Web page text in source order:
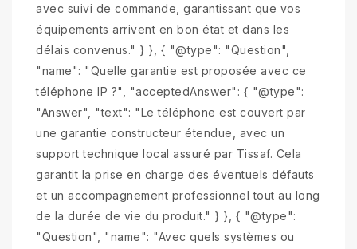
avec suivi de commande, garantissant que vos
équipements arrivent en bon état et dans les
délais convenus." } }, { "@type": "Question",
"name": "Quelle garantie est proposée avec ce
téléphone IP ?", "acceptedAnswer": { "@type":
"Answer", "text": "Le téléphone est couvert par
une garantie constructeur étendue, avec un
support technique local assuré par Tissaf. Cela
garantit la prise en charge des éventuels défauts
et un accompagnement professionnel tout au long
de la durée de vie du produit." } }, { "@type":
"Question", "name": "Avec quels systèmes ou